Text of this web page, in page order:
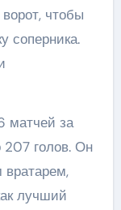
чтобы
соперника.
матчей за
голов. Он
лучший